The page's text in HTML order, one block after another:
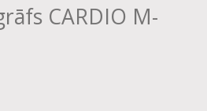
CARDIO M-